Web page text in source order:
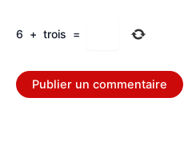
6 + trois =